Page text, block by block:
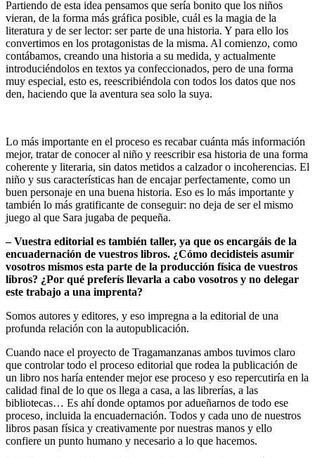
Partiendo de esta idea pensamos que sería bonito que los niños
vieran, de la forma más gráfica posible, cuál es la magia de la
literatura y de ser lector: ser parte de una historia. Y para ello los
convertimos en los protagonistas de la misma. Al comienzo, como
contábamos, creando una historia a su medida, y actualmente
introduciéndolos en textos ya confeccionados, pero de una forma
muy especial, esto es, reescribiéndola con todos los datos que nos
den, haciendo que la aventura sea solo la suya.
Lo más importante en el proceso es recabar cuánta más información
mejor, tratar de conocer al niño y reescribir esa historia de una forma
coherente y literaria, sin datos metidos a calzador o incoherencias. El
niño y sus características han de encajar perfectamente, como un
buen personaje en una buena historia. Eso es lo más importante y
también lo más gratificante de conseguir: no deja de ser el mismo
juego al que Sara jugaba de pequeña.
– Vuestra editorial es también taller, ya que os encargáis de la
encuadernación de vuestros libros. ¿Cómo decidisteis asumir
vosotros mismos esta parte de la producción física de vuestros
libros? ¿Por qué preferís llevarla a cabo vosotros y no delegar
este trabajo a una imprenta?
Somos autores y editores, y eso impregna a la editorial de una
profunda relación con la autopublicación.
Cuando nace el proyecto de Tragamanzanas ambos tuvimos claro
que controlar todo el proceso editorial que rodea la publicación de
un libro nos haría entender mejor ese proceso y eso repercutiría en la
calidad final de lo que os llega a casa, a las librerías, a las
bibliotecas… Es ahí donde optamos por adueñarnos de todo ese
proceso, incluida la encuadernación. Todos y cada uno de nuestros
libros pasan física y creativamente por nuestras manos y ello
confiere un punto humano y necesario a lo que hacemos.